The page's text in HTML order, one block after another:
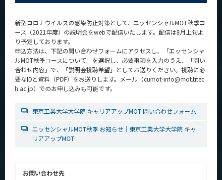
新型コロナウイルスの感染防止対策として、エッセンシャルMOT秋季コ
ース（2021年度）の説明会をwebで配信いたします。配信は8月上旬よ
り予定しております。
申込方法は、下記の問い合わせフォームにアクセスし、「エッセンシャ
ルMOT秋季コースについて」を選択し、必要事項を入力のうえ、「問い
合わせ内容」で、「説明会視聴希望」としてお送りください。視聴に必
要なIDと資料（PDF）をお送りします。メール（cumot-info@mot.titec
h.ac.jp）でのお申し込みも可能です。
東京工業大学大学院 キャリアアップMOT 問い合わせフォーム
エッセンシャルMOT秋季 お知らせ｜東京工業大学大学院 キャ
リアアップMOT
お問い合わせ先